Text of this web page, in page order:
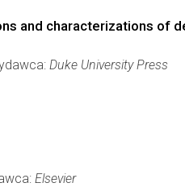
and characterizations of
Duke University Press
Elsevier